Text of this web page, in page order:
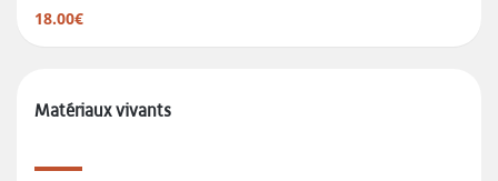
18.00€
Matériaux vivants